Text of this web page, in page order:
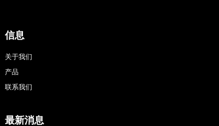
信息
关于我们
产品
联系我们
最新消息